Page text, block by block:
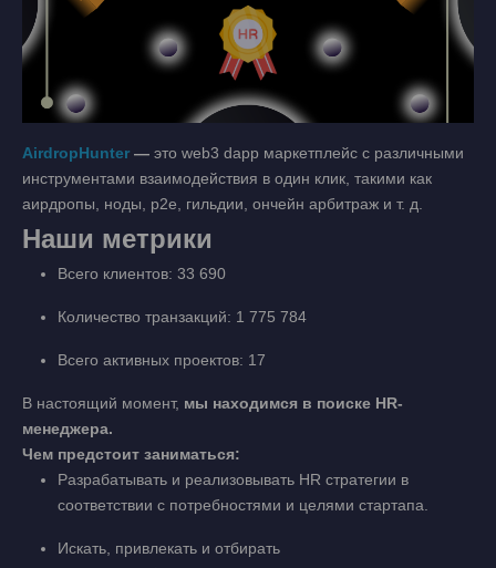
AirdropHunter — это web3 dapp маркетплейс с различными
инструментами взаимодействия в один клик, такими как
аирдропы, ноды, p2e, гильдии, ончейн арбитраж и т. д.
Наши метрики
Всего клиентов: 33 690
Количество транзакций: 1 775 784
Всего активных проектов: 17
В настоящий момент, мы находимся в поиске HR-
менеджера.
Чем предстоит заниматься:
Разрабатывать и реализовывать HR стратегии в
соответствии с потребностями и целями стартапа.
Искать, привлекать и отбирать